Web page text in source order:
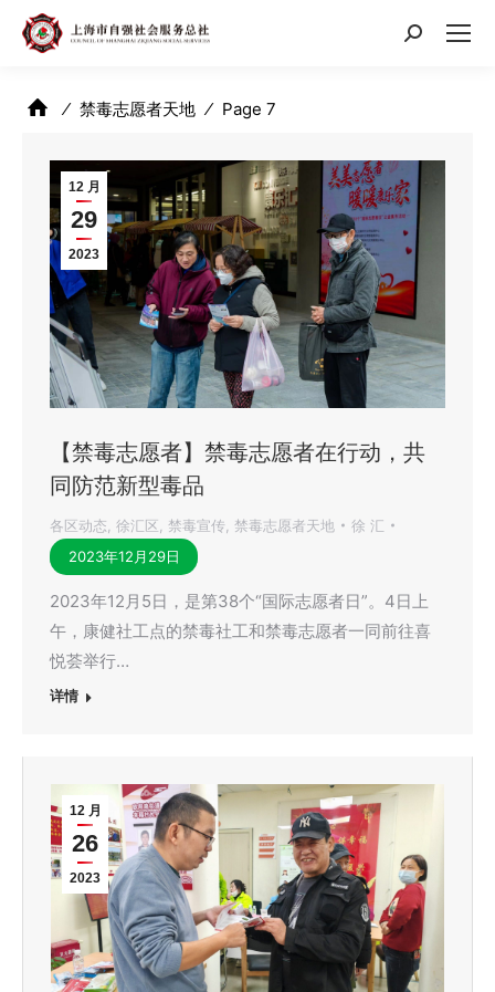
搜
⁄ 禁毒志愿者天地 ⁄ Page 7
12 月
29
2023
【禁毒志愿者】禁毒志愿者在行动，共
同防范新型毒品
各区动态 徐汇区 禁毒宣传 禁毒志愿者天地
徐 汇
2023年12月29日
2023年12月5日，是第38个“国际志愿者日”。4日上
午，康健社工点的禁毒社工和禁毒志愿者一同前往喜
悦荟举行…
详情
12 月
26
2023